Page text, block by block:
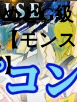
とG
モン